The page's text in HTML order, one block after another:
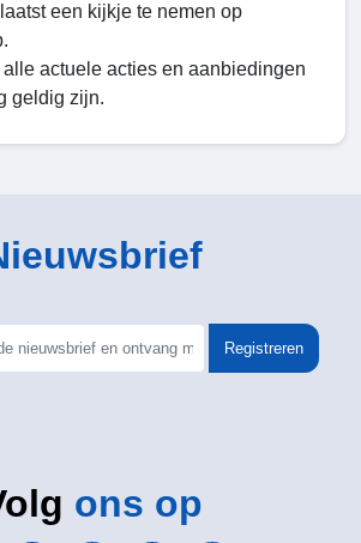
een kijkje te nemen op
actuele acties en aanbiedingen
geldig zijn.
Registreren
ons op